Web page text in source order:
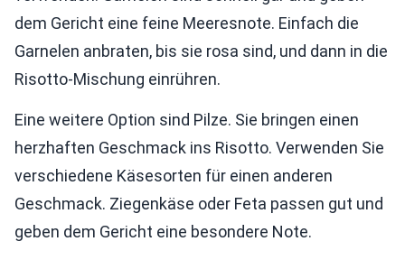
dem Gericht eine feine Meeresnote. Einfach die
Garnelen anbraten, bis sie rosa sind, und dann in die
Risotto-Mischung einrühren.
Eine weitere Option sind Pilze. Sie bringen einen
herzhaften Geschmack ins Risotto. Verwenden Sie
verschiedene Käsesorten für einen anderen
Geschmack. Ziegenkäse oder Feta passen gut und
geben dem Gericht eine besondere Note.